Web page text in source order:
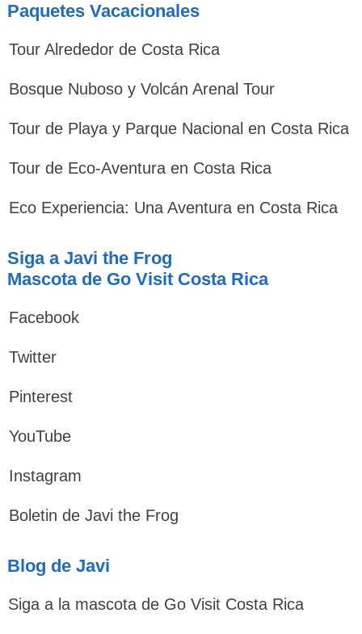
Paquetes Vacacionales
Tour Alrededor de Costa Rica
Bosque Nuboso y Volcán Arenal Tour
Tour de Playa y Parque Nacional en Costa Rica
Tour de Eco-Aventura en Costa Rica
Eco Experiencia: Una Aventura en Costa Rica
Siga a Javi the Frog
Mascota de Go Visit Costa Rica
Facebook
Twitter
Pinterest
YouTube
Instagram
Boletin de Javi the Frog
Blog de Javi
Siga a la mascota de Go Visit Costa Rica